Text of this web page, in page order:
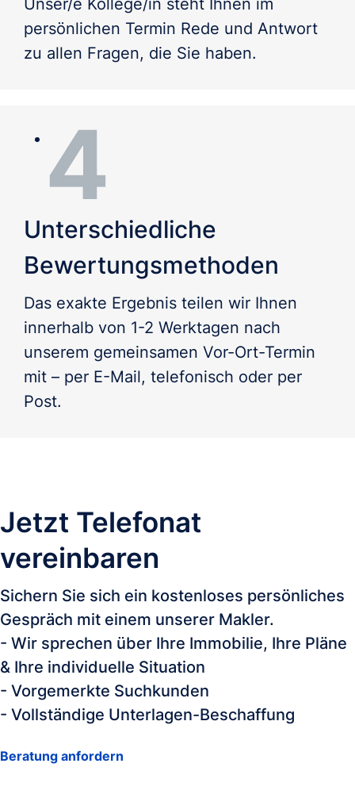
persönlichen Termin Rede und Antwort
zu allen Fragen, die Sie haben.
Unterschiedliche
Bewertungsmethoden
Das exakte Ergebnis teilen wir Ihnen
innerhalb von 1-2 Werktagen nach
unserem gemeinsamen Vor-Ort-Termin
mit – per E-Mail, telefonisch oder per
Post.
Jetzt Telefonat
vereinbaren
Sichern Sie sich ein kostenloses persönliches
Gespräch mit einem unserer Makler.
- Wir sprechen über Ihre Immobilie, Ihre Pläne
& Ihre individuelle Situation
- Vorgemerkte Suchkunden
- Vollständige Unterlagen-Beschaffung
Beratung anfordern